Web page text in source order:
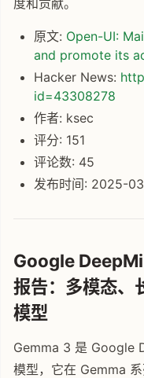
度和贡献。
原文: Open-UI:
and promote its
Hacker News:
id=43308278
作者: ksec
评分: 151
评论数: 45
发布时间: 2025-
Google
报告：多模态、
模型
Gemma 3 是 Google
模型，它在 Gemma